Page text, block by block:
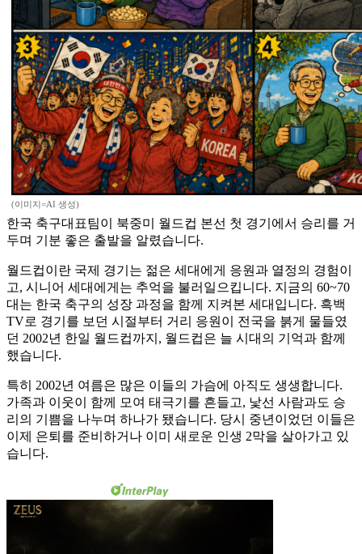
(이미지=AI 생성)
한국 축구대표팀이 북중미 월드컵 본선 첫 경기에서 승리를 거
두며 기분 좋은 출발을 알렸습니다.
월드컵이란 국제 경기는 젊은 세대에게 응원과 열정의 경험이
고, 시니어 세대에게는 추억을 불러일으킵니다. 지금의 60~70
대는 한국 축구의 성장 과정을 함께 지켜본 세대입니다. 흑백
TV로 경기를 보던 시절부터 거리 응원이 전국을 붉게 물들였
던 2002년 한일 월드컵까지, 월드컵은 늘 시대의 기억과 함께
했습니다.
특히 2002년 여름은 많은 이들의 가슴에 아직도 생생합니다.
가족과 이웃이 함께 모여 태극기를 흔들고, 낯선 사람과도 승
리의 기쁨을 나누며 하나가 됐습니다. 당시 중년이었던 이들은
이제 은퇴를 준비하거나 이미 새로운 인생 2막을 살아가고 있
습니다.